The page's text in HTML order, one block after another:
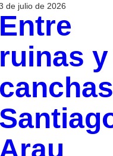
de julio de 2026
Entre
ruinas y
Arau